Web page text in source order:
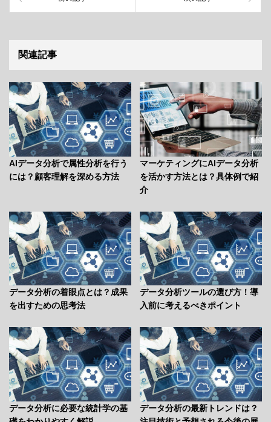
関連記事
AIデータ分析で属性分析を行う
には？顧客理解を深める方法
マーケティングにAIデータ分析
を活かす方法とは？具体例で紹
介
データ分析の着眼点とは？成果
を出すための思考法
データ分析ツールの選び方！導
入前に考えるべきポイント
データ分析に必要な統計学の基
データ分析の最新トレンドは？